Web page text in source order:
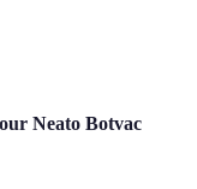
Neato Botvac